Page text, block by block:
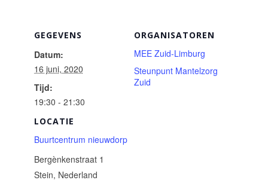
GEGEVENS
Datum:
16 juni, 2020
Tijd:
19:30 - 21:30
LOCATIE
Buurtcentrum nieuwdorp
Bergènkenstraat 1
Stein, Nederland
ORGANISATOREN
MEE Zuid-Limburg
Steunpunt Mantelzorg
Zuid